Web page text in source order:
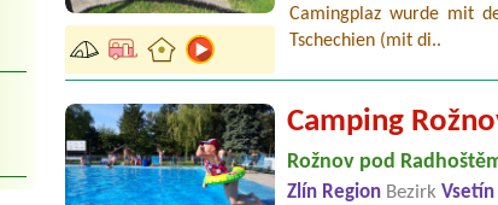
Camingplaz wurde mit
Tschechien (mit di..
Camping
Rožnov pod
Zlín Region Bezirk Vsetín